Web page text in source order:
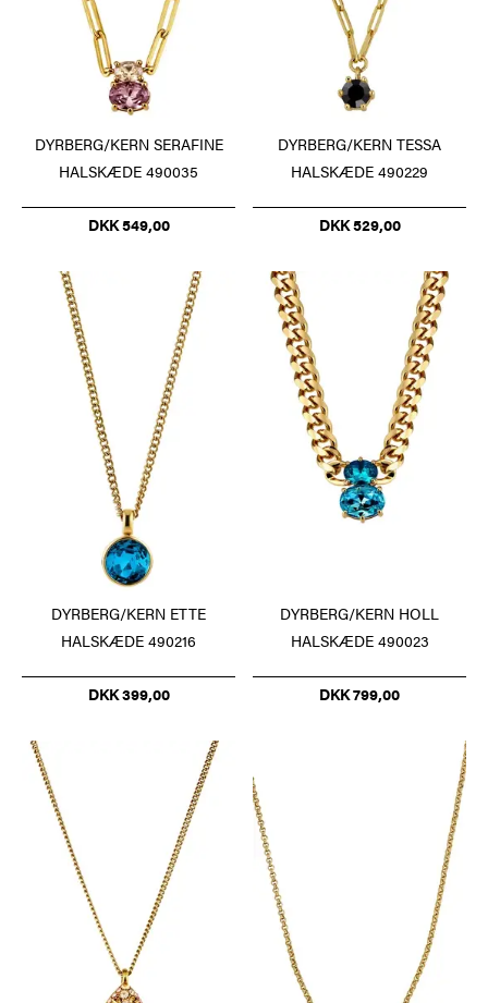
DYRBERG/KERN SERAFINE
HALSKÆDE 490035
DKK 549,00
DYRBERG/KERN TESSA
HALSKÆDE 490229
DKK 529,00
DYRBERG/KERN ETTE
HALSKÆDE 490216
DKK 399,00
DYRBERG/KERN HOLL
HALSKÆDE 490023
DKK 799,00